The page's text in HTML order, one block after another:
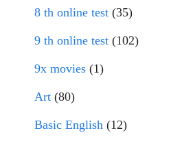
8 th online test (35)
9 th online test (102)
9x movies (1)
Art (80)
Basic English (12)